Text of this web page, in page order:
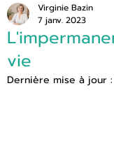
vie
Virginie Bazin
7 janv. 2023
Dernière mise à jour :